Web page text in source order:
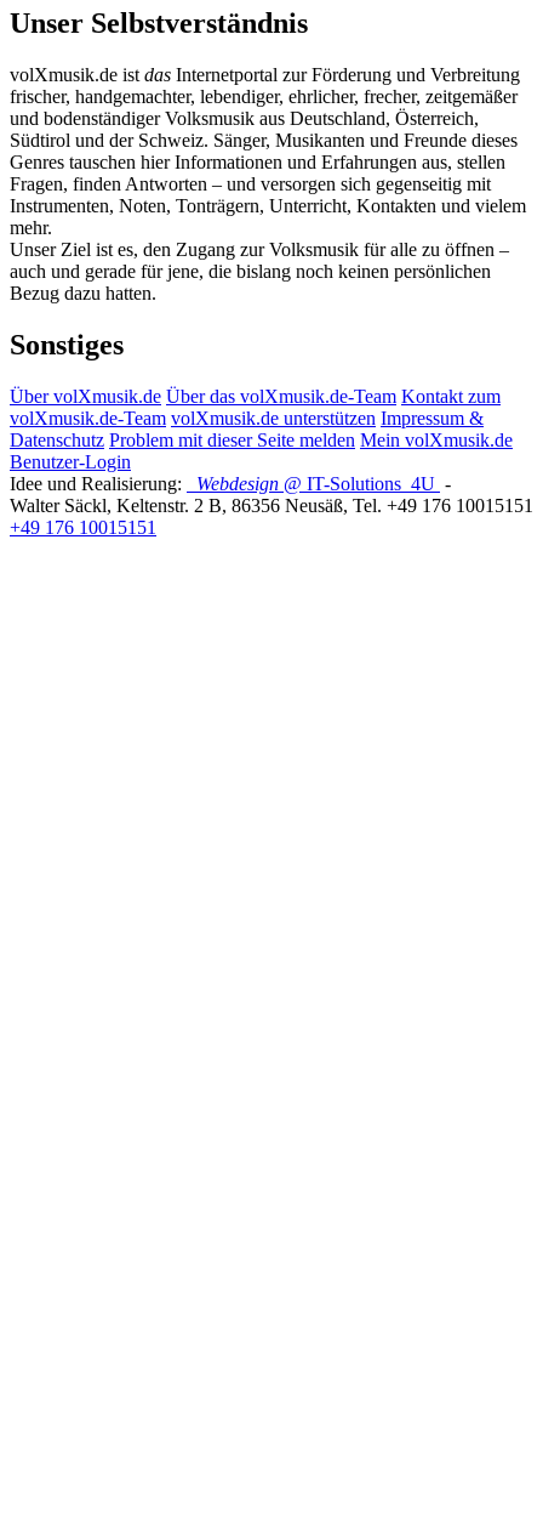
Unser Selbstverständnis
volXmusik.de ist das Internetportal zur Förderung und Verbreitung
frischer, handgemachter, lebendiger, ehrlicher, frecher, zeitgemäßer
und bodenständiger Volksmusik aus Deutschland, Österreich,
Südtirol und der Schweiz. Sänger, Musikanten und Freunde dieses
Genres tauschen hier Informationen und Erfahrungen aus, stellen
Fragen, finden Antworten – und versorgen sich gegenseitig mit
Instrumenten, Noten, Tonträgern, Unterricht, Kontakten und vielem
mehr.
Unser Ziel ist es, den Zugang zur Volksmusik für alle zu öffnen –
auch und gerade für jene, die bislang noch keinen persönlichen
Bezug dazu hatten.
Sonstiges
Über volXmusik.de Über das volXmusik.de-Team Kontakt zum
volXmusik.de-Team volXmusik.de unterstützen Impressum &
Datenschutz Problem mit dieser Seite melden Mein volXmusik.de
Benutzer-Login
Idee und Realisierung:
Webdesign @ IT-Solutions 4U -
Walter Säckl, Keltenstr. 2 B, 86356 Neusäß, Tel. +49 176 10015151
+49 176 10015151